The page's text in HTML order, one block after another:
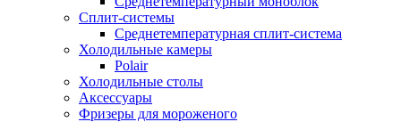
Сплит-системы
Среднетемпературная сплит-система
Холодильные камеры
Polair
Холодильные столы
Аксессуары
Фризеры для мороженого